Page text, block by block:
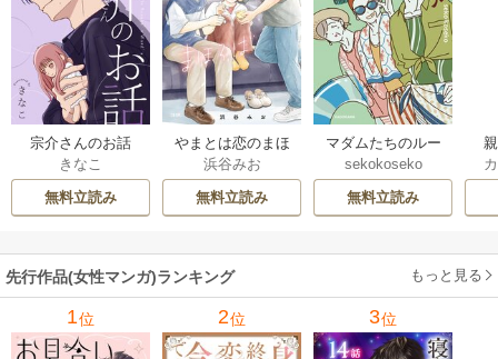
宗介さんのお話
きなこ
無料立読み
やまとは恋のまほ
ろば
浜谷みお
無料立読み
マダムたちのルー
ムシェア
sekokoseko
無料立読み
先行作品(女性マンガ)ランキング もっと見る
1位 2位 3位